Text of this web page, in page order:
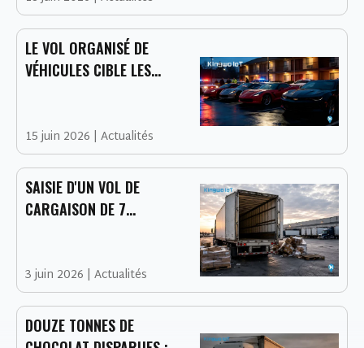
D'AMÉRIQUE DU NORD
LE VOL ORGANISÉ DE
VÉHICULES CIBLE LES
ÉVÉNEMENT AUTOMOBILE
MAJEUR
15 juin 2026 | Actualités
SAISIE D'UN VOL DE
CARGAISON DE 7
MATIÈRE DE SÉCURITÉ DE
LA CHAÎNE
D'APPROVISIONNEMENT
3 juin 2026 | Actualités
DOUZE TONNES DE